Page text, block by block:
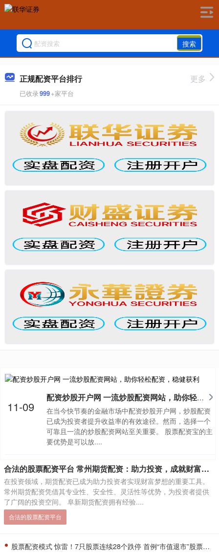
搜索
正规配资平台排行
已收录999+家平台
更多
配资炒股开户网 一流炒股配资网站，助你轻松配资，稳健获利
在当今快节奏的金融市场中配资炒股开户网，炒股配资
已成为投资者提升收益率的有效途径。然而，选择一个
可靠且一流的炒股配资网站至关重要。 股票配资宝的主
要优势是可以放....
11-09
合法的股票配资平台 常州期货配资：助力投资，成就财富梦想
在投资领域，期货配资已成为助力投资者实现财富梦想的重要工具。
常州期货配资凭借其专业性、安全性、灵活性等优势，为投资者提供
了广阔的投资空间。 阜新期货配资拥有经验....
合法的股票配资平台
股票配资模式 惊雷！7只股票连续28个跌停 首例“市值退市”股票已锁定